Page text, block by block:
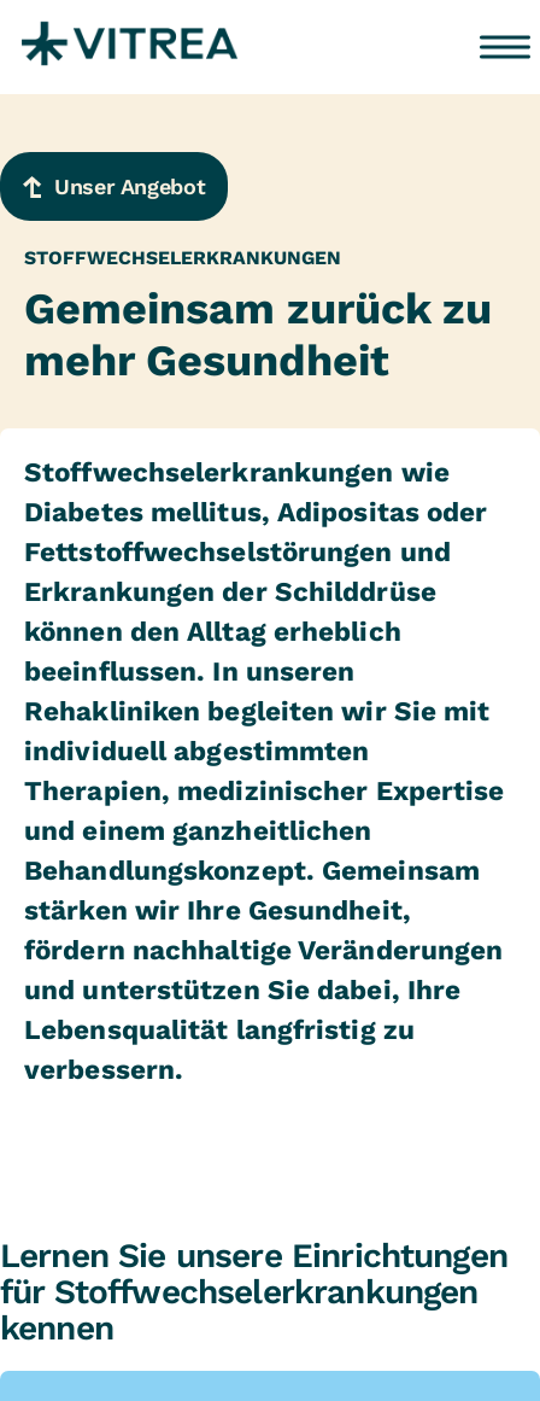
Unser Angebot
STOFFWECHSELERKRANKUNGEN
Gemeinsam zurück zu
mehr Gesundheit
Stoffwechselerkrankungen wie
Diabetes mellitus, Adipositas oder
Fettstoffwechselstörungen und
Erkrankungen der Schilddrüse
können den Alltag erheblich
beeinflussen. In unseren
Rehakliniken begleiten wir Sie mit
individuell abgestimmten
Therapien, medizinischer Expertise
und einem ganzheitlichen
Behandlungskonzept. Gemeinsam
stärken wir Ihre Gesundheit,
fördern nachhaltige Veränderungen
und unterstützen Sie dabei, Ihre
Lebensqualität langfristig zu
verbessern.
Lernen Sie unsere Einrichtungen
für Stoffwechselerkrankungen
kennen